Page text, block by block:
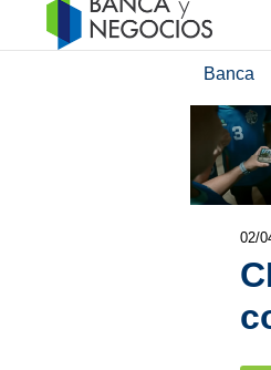
Banca
02/